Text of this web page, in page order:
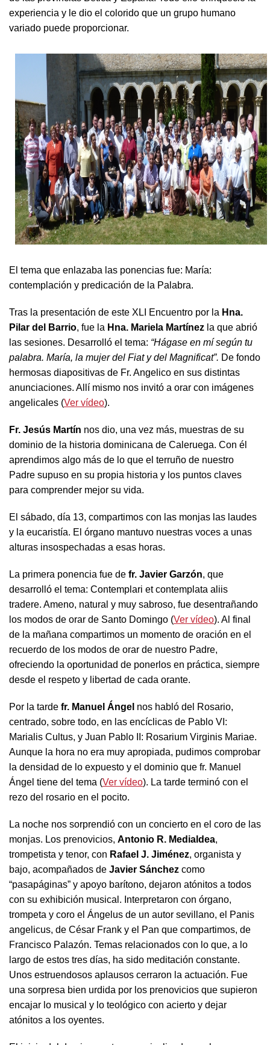
experiencia y le dio el colorido que un grupo humano
variado puede proporcionar.
El tema que enlazaba las ponencias fue: María:
contemplación y predicación de la Palabra.
Tras la presentación de este XLI Encuentro por la Hna.
Pilar del Barrio, fue la Hna. Mariela Martínez la que abrió
las sesiones. Desarrolló el tema: “Hágase en mí según tu
palabra. María, la mujer del Fiat y del Magnificat”. De fondo
hermosas diapositivas de Fr. Angelico en sus distintas
anunciaciones. Allí mismo nos invitó a orar con imágenes
angelicales (Ver vídeo).
Fr. Jesús Martín nos dio, una vez más, muestras de su
dominio de la historia dominicana de Caleruega. Con él
aprendimos algo más de lo que el terruño de nuestro
Padre supuso en su propia historia y los puntos claves
para comprender mejor su vida.
El sábado, día 13, compartimos con las monjas las laudes
y la eucaristía. El órgano mantuvo nuestras voces a unas
alturas insospechadas a esas horas.
La primera ponencia fue de fr. Javier Garzón, que
desarrolló el tema: Contemplari et contemplata aliis
tradere. Ameno, natural y muy sabroso, fue desentrañando
los modos de orar de Santo Domingo (Ver vídeo). Al final
de la mañana compartimos un momento de oración en el
recuerdo de los modos de orar de nuestro Padre,
ofreciendo la oportunidad de ponerlos en práctica, siempre
desde el respeto y libertad de cada orante.
Por la tarde fr. Manuel Ángel nos habló del Rosario,
centrado, sobre todo, en las encíclicas de Pablo VI:
Marialis Cultus, y Juan Pablo II: Rosarium Virginis Mariae.
Aunque la hora no era muy apropiada, pudimos comprobar
la densidad de lo expuesto y el dominio que fr. Manuel
Ángel tiene del tema (Ver vídeo). La tarde terminó con el
rezo del rosario en el pocito.
La noche nos sorprendió con un concierto en el coro de las
monjas. Los prenovicios, Antonio R. Medialdea,
trompetista y tenor, con Rafael J. Jiménez, organista y
bajo, acompañados de Javier Sánchez como
“pasapáginas” y apoyo barítono, dejaron atónitos a todos
con su exhibición musical. Interpretaron con órgano,
trompeta y coro el Ángelus de un autor sevillano, el Panis
angelicus, de César Frank y el Pan que compartimos, de
Francisco Palazón. Temas relacionados con lo que, a lo
largo de estos tres días, ha sido meditación constante.
Unos estruendosos aplausos cerraron la actuación. Fue
una sorpresa bien urdida por los prenovicios que supieron
encajar lo musical y lo teológico con acierto y dejar
atónitos a los oyentes.